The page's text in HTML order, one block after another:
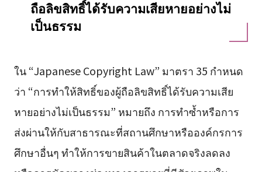
ถือลิขสิทธิ์ได้รับความเสียหายอย่างไม่
เป็นธรรม
ใน “Japanese Copyright Law” มาตรา 35 กำหนด
ว่า “การทำให้สิทธิ์ของผู้ถือลิขสิทธิ์ได้รับความเสีย
หายอย่างไม่เป็นธรรม” หมายถึง การทำซ้ำหรือการ
ส่งผ่านให้กับสาธารณะที่สถานศึกษาหรือองค์กรการ
ศึกษาอื่นๆ ทำให้การขายสินค้าในตลาดจริงลดลง